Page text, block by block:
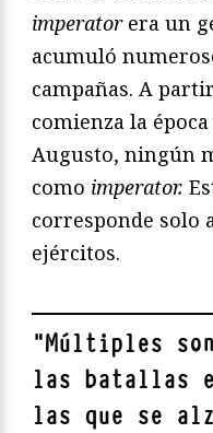
imperatorera un
acumuló
campañas. A
comienza la
Augusto, ningún
como imperator.
corresponde solo
ejércitos.
"Múltiples son
las batallas
las que se